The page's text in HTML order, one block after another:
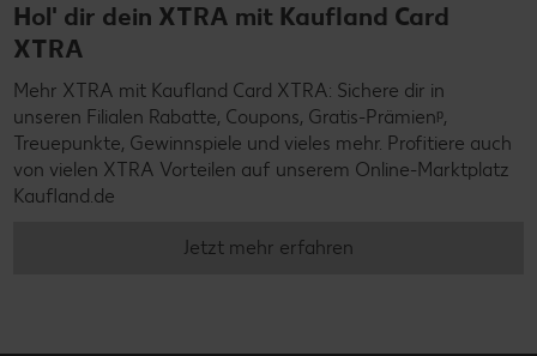
Hol' dir dein XTRA mit Kaufland Card
XTRA
Mehr XTRA mit Kaufland Card XTRA: Sichere dir in
unseren Filialen Rabatte, Coupons, Gratis-Prämienᵖ,
Treuepunkte, Gewinnspiele und vieles mehr. Profitiere auch
von vielen XTRA Vorteilen auf unserem Online-Marktplatz
Kaufland.de
Jetzt mehr erfahren